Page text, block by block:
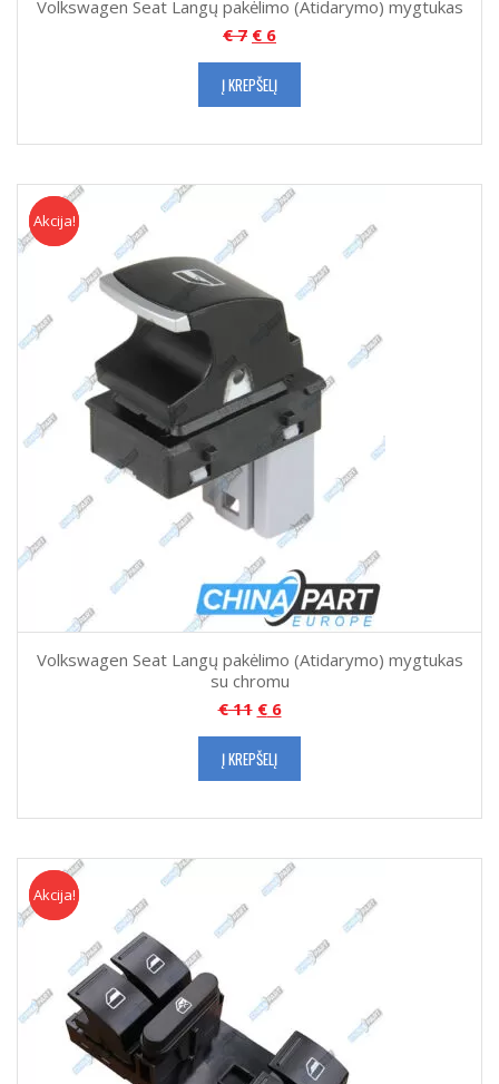
Volkswagen Seat Langų pakėlimo (Atidarymo) mygtukas
€7 € 6
Į KREPŠELĮ
Akcija
Akcija!
Volkswagen Seat Langų pakėlimo (Atidarymo) mygtukas
su chromu
€11 €6
Į KREPŠELĮ
Akcija
Akcija!